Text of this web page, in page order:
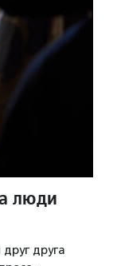
люди
друга